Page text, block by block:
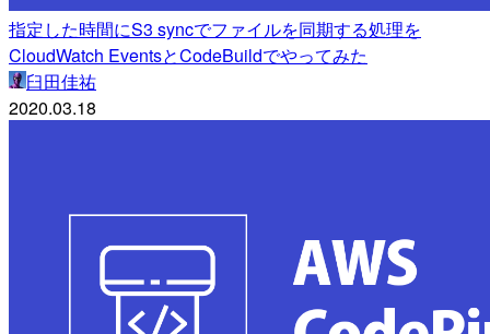
指定した時間にS3 syncでファイルを同期する処理を
CloudWatch EventsとCodeBuildでやってみた
臼田佳祐
2020.03.18